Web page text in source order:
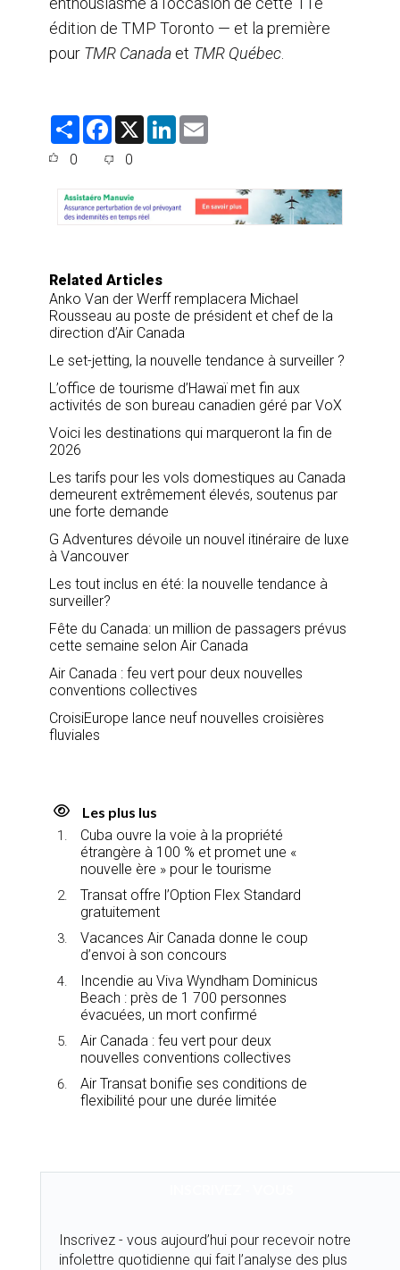
édition de TMP Toronto — et la première
pour TMR Canada et TMR Québec
S
F
e
o
o
k
X
L
I
0 0
Related Articles
Anko Van der Werff remplacera Michael
Rousseau au poste de président et chef de la
direction d’Air Canada
Le set-jetting, la nouvelle tendance à surveiller ?
L’office de tourisme d’Hawaï met fin aux
activités de son bureau canadien géré par VoX
Voici les destinations qui marqueront la fin de
2026
Les tarifs pour les vols domestiques au Canada
demeurent extrêmement élevés, soutenus par
une forte demande
G Adventures dévoile un nouvel itinéraire de luxe
à Vancouver
Les tout inclus en été: la nouvelle tendance à
surveiller?
Fête du Canada: un million de passagers prévus
cette semaine selon Air Canada
Air Canada : feu vert pour deux nouvelles
conventions collectives
CroisiEurope lance neuf nouvelles croisières
fluviales
Les plus lus
Cuba ouvre la voie à la propriété
étrangère à 100 % et promet une «
nouvelle ère » pour le tourisme
Transat offre l’Option Flex Standard
gratuitement
Vacances Air Canada donne le coup
d’envoi à son concours
Incendie au Viva Wyndham Dominicus
Beach : près de 1 700 personnes
évacuées, un mort confirmé
Air Canada : feu vert pour deux
nouvelles conventions collectives
Air Transat bonifie ses conditions de
flexibilité pour une durée limitée
Inscrivez - vous aujourd’hui pour recevoir notre
infolettre quotidienne qui fait l’analyse des plus